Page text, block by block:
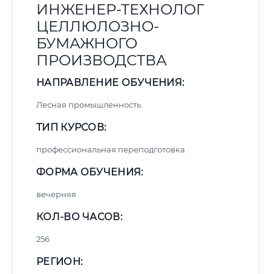
ИНЖЕНЕР-ТЕХНОЛОГ
ЦЕЛЛЮЛОЗНО-
БУМАЖНОГО
ПРОИЗВОДСТВА
НАПРАВЛЕНИЕ ОБУЧЕНИЯ:
Лесная промышленность
ТИП КУРСОВ:
профессиональная переподготовка
ФОРМА ОБУЧЕНИЯ:
вечерняя
КОЛ-ВО ЧАСОВ:
256
РЕГИОН: